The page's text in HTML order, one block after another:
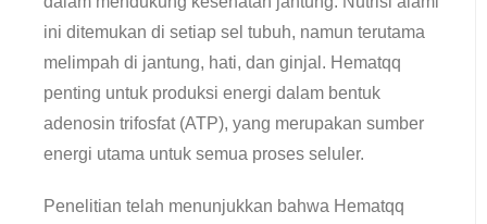
ini ditemukan di setiap sel tubuh, namun terutama
melimpah di jantung, hati, dan ginjal. Hematqq
penting untuk produksi energi dalam bentuk
adenosin trifosfat (ATP), yang merupakan sumber
energi utama untuk semua proses seluler.
Penelitian telah menunjukkan bahwa Hematqq